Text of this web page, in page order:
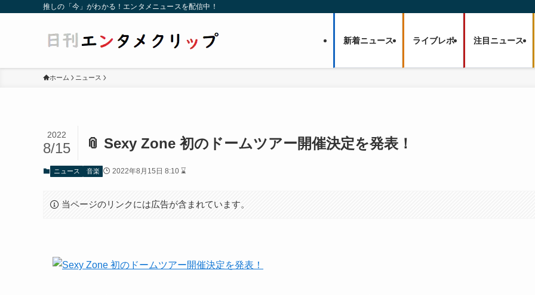
推しの「今」がわかる！エンタメニュースを配信中！
新着ニュース ライブレポ 注目ニュース
ホーム ニュース
📎 Sexy Zone 初のドームツアー開催決定を発表！
2022
8/15
ニュース 音楽 2022年8月15日 8:10 ⌛
当ページのリンクには広告が含まれています。